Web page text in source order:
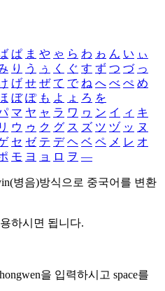
ぱ ま や ゃ ら わ ゎ ん い ぃ
り う ぅ く ぐ す ず つ づ っ
げ せ ぜ て で ね へ べ ぺ め
ぼ ぽ も よ ょ ろ を
マ ヤ ャ ラ ワ ヮ ン イ ィ キ
リ ウ ゥ ク グ ス ズ ツ ヅ ッ ヌ
セ ゼ テ デ ヘ ベ ペ メ レ オ
モ ヨ ョ ロ ヲ ―
병음)방식으로 중국어를 변환
하시면 됩니다.
을 입력하시고 space를